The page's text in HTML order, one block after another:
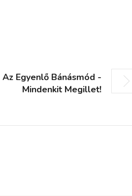
Az Egyenlő Bánásmód -
Mindenkit Megillet!